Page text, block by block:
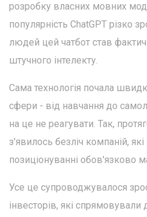
розробку власних мовних
популярність ChatGPT різко
людей цей чатбот став
штучного інтелекту.
Сама технологія почала
сфери - від навчання до
на це не реагувати. Так,
з'явилось безліч компаній, які
позиціонуванні обов'язково
Усе це супроводжувалося
інвесторів, які